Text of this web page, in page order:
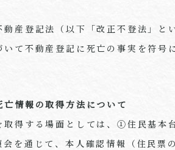
動産登記法（以下「改正不登法」
いて不動産登記に死亡の事実を符
情報の取得方法について
取得する場面としては、①住民基本
会を通じて、本人確認情報（住民票